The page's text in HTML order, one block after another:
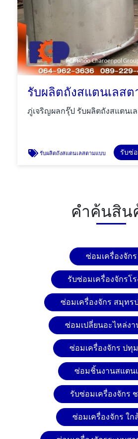
รับผลิตถังสแตนเลส
ภู่เจริญผลกรุ๊ป รับผลิตถังสแตนเ
รับผลิตถังสแตนเลสตามแบบ
คำค้นสิน
ซ่อมเครื่องจักร
รับซ่อมเครื่องจักรโ
ซ่อมเครื่องจักร สมุทร
ซ่อมเปลี่ยนอะไหล่งา
ซ่อมเครื่องจักร ปทุ
ซ่อมชิ้นงานสแตน
รับซ่อมเครื่องจักร
ซ่อมเครื่องจักร ใก